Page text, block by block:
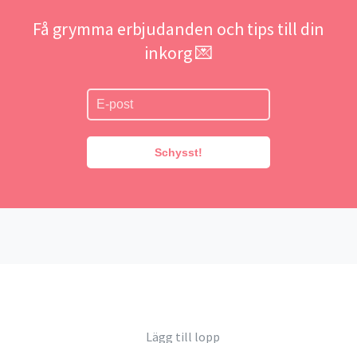
Få grymma erbjudanden och tips till din
inkorg 💌
Schysst!
Lägg till lopp